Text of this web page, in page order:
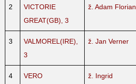
2
VICTORIE
GREAT(GB), 3
ž. Adam Florian
3
VALMOREL(IRE),
3
ž. Jan Verner
4
VERO
ž. Ingrid